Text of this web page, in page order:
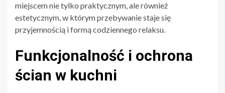
miejscem nie tylko praktycznym, ale również
estetycznym, w którym przebywanie staje się
przyjemnością i formą codziennego relaksu.
Funkcjonalność i ochrona
ścian w kuchni